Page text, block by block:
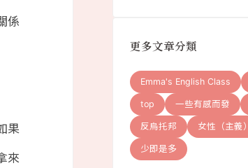
係
果
來
更多文章分類
Emma's English Class
top 一些有感而發
反烏托邦 女性（主義）
少即是多